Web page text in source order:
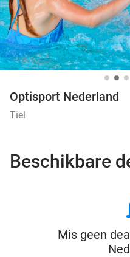
Optisport Nederland
Tiel
Beschikbare
Mis geen